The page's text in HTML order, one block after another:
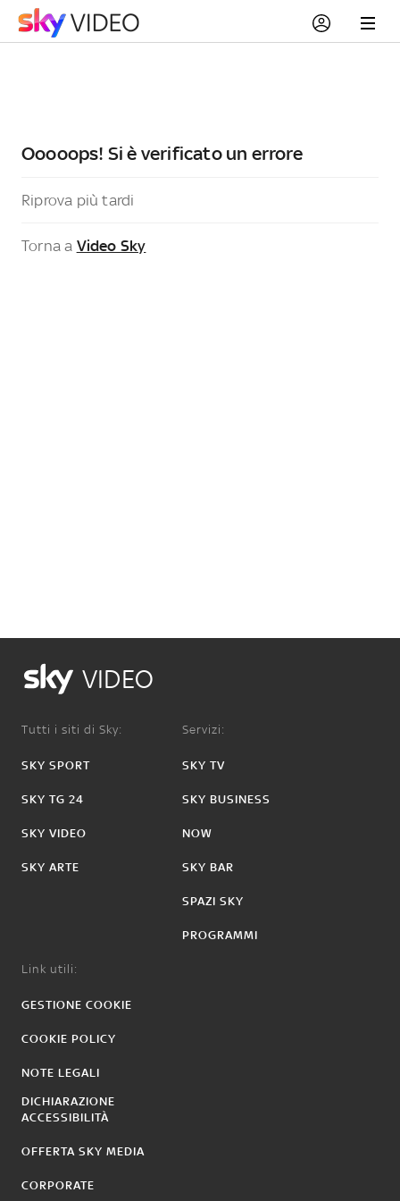
Ooooops! Si è verificato un errore
Riprova più tardi
Torna a Video Sky
VIDEO
Tutti i siti di Sky:
SKY SPORT
SKY TG 24
SKY VIDEO
SKY ARTE
Servizi:
SKY TV
SKY BUSINESS
NOW
SKY BAR
SPAZI SKY
PROGRAMMI
Link utili:
GESTIONE COOKIE
COOKIE POLICY
NOTE LEGALI
DICHIARAZIONE
ACCESSIBILITÀ
OFFERTA SKY MEDIA
CORPORATE